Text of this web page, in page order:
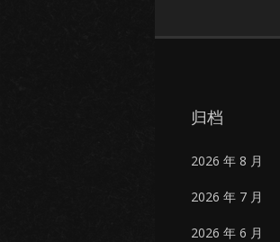
归档
2026 年 8 月
2026 年 7 月
2026 年 6 月